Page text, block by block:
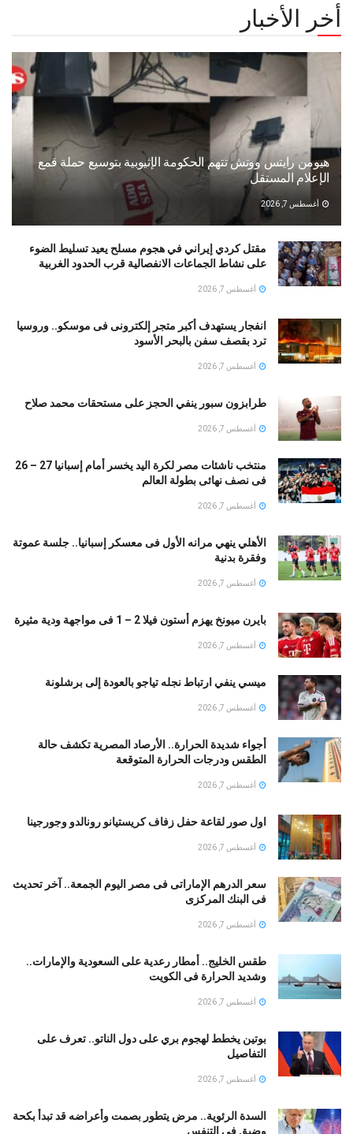
أخر الأخبار
هيومن رايتس ووتش تتهم الحكومة الإثيوبية بتوسيع حملة قمع
الإعلام المستقل
أغسطس 7, 2026
مقتل كردي إيراني في هجوم مسلح يعيد تسليط الضوء
على نشاط الجماعات الانفصالية قرب الحدود الغربية
أغسطس 7, 2026
انفجار يستهدف أكبر متجر إلكترونى فى موسكو.. وروسيا
ترد بقصف سفن بالبحر الأسود
أغسطس 7, 2026
طرابزون سبور ينفي الحجز على مستحقات محمد صلاح
أغسطس 7, 2026
منتخب ناشئات مصر لكرة اليد يخسر أمام إسبانيا 27 – 26
فى نصف نهائى بطولة العالم
أغسطس 7, 2026
الأهلي ينهي مرانه الأول فى معسكر إسبانيا.. جلسة عموتة
وفقرة بدنية
أغسطس 7, 2026
بايرن ميونخ يهزم أستون فيلا 2 – 1 فى مواجهة ودية مثيرة
أغسطس 7, 2026
ميسي ينفي ارتباط نجله تياجو بالعودة إلى برشلونة
أغسطس 7, 2026
أجواء شديدة الحرارة.. الأرصاد المصرية تكشف حالة
الطقس ودرجات الحرارة المتوقعة
أغسطس 7, 2026
اول صور لقاعة حفل زفاف كريستيانو رونالدو وجورجينا
أغسطس 7, 2026
سعر الدرهم الإماراتى فى مصر اليوم الجمعة.. آخر تحديث
فى البنك المركزى
أغسطس 7, 2026
طقس الخليج.. أمطار رعدية على السعودية والإمارات..
وشديد الحرارة فى الكويت
أغسطس 7, 2026
بوتين يخطط لهجوم بري على دول الناتو.. تعرف على
التفاصيل
أغسطس 7, 2026
السدة الرئوية.. مرض يتطور بصمت وأعراضه قد تبدأ بكحة
وضيق في التنفس